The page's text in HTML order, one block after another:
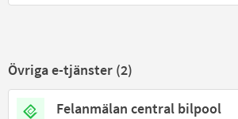
Övriga e-tjänster (2)
Felanmälan central bilpool